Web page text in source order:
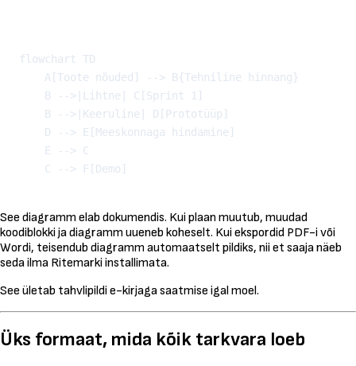
flowchart TD
See diagramm elab dokumendis. Kui plaan muutub, muudad
koodiblokki ja diagramm uueneb koheselt. Kui ekspordid PDF-i või
Wordi, teisendub diagramm automaatselt pildiks, nii et saaja näeb
seda ilma Ritemarki installimata.
See ületab tahvlipildi e-kirjaga saatmise igal moel.
Üks formaat, mida kõik tarkvara loeb